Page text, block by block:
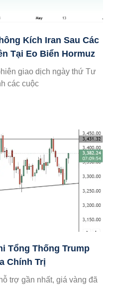
Kích Iran Sau Các
Tại Eo Biển Hormuz
giao dịch ngày thứ Tư
các cuộc
Tổng Thống Trump
Chính Trị
trợ gần nhất, giá vàng đã